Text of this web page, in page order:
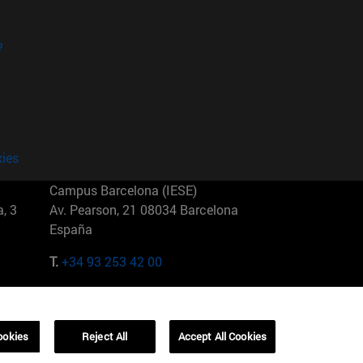
3
Campus Barcelona (IESE)
Av. Pearson, 21 08034 Barcelona
España
T.+34 93 253 42 00
01321001 Bela Vista Brasil
Reject All Accept All Cookies